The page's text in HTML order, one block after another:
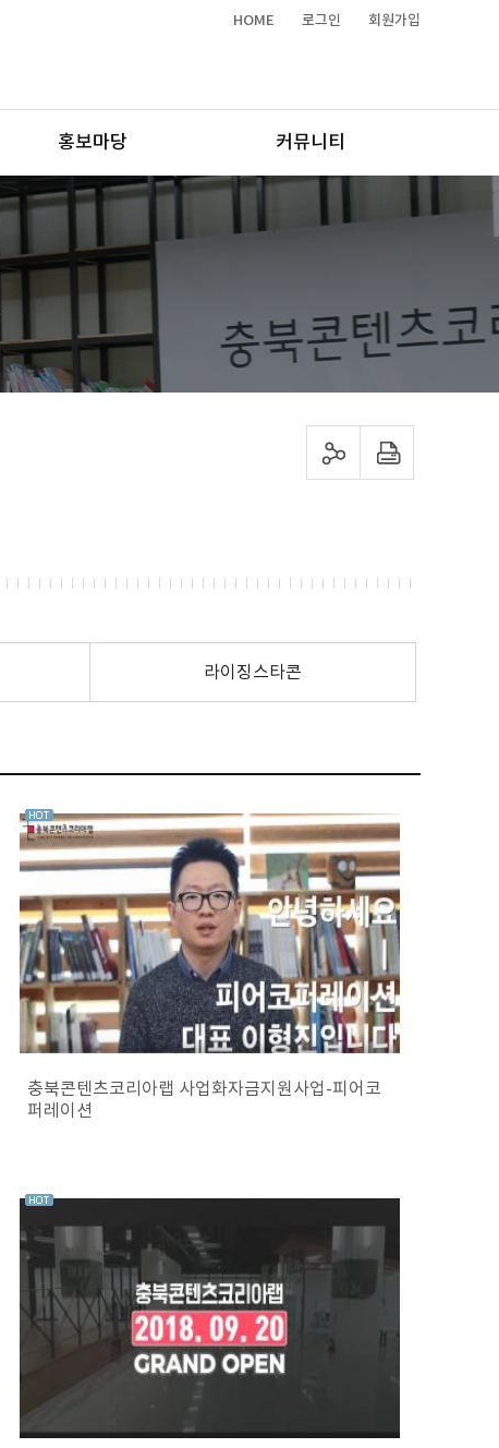
HOME 로그인 회원가입
홍보마당 커뮤니티
sns 공유하기 프린트하기
라이징스타콘
충북콘텐츠코리아랩 사업화자금지원사업-피어코
퍼레이션